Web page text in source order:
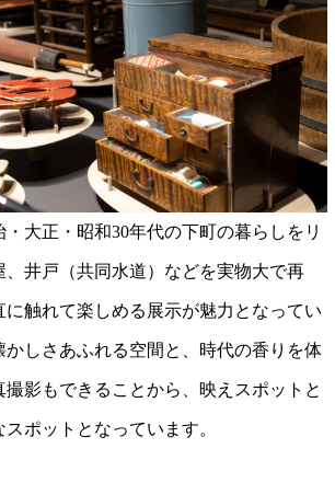
大正・昭和30年代の下町の暮らしをリ
井戸（共同水道）などを実物大で再
触れて楽しめる展示が魅力となってい
しさあふれる空間と、時代の香りを体
影もできることから、映えスポットと
ポットとなっています。